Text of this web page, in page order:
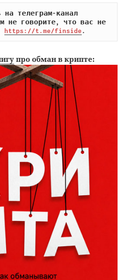
на телеграм-канал
не говорите, что вас не
https://t.me/finside.
про обман в крипте: